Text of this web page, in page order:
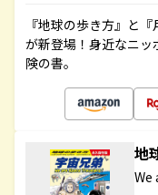
『地球の歩き方』と
が新登場！身近なニ
険の書。
地
We